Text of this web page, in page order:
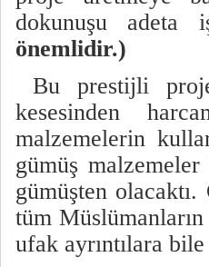
dokunuşu adeta
önemlidir.)
Bu prestijli
kesesinden
malzemelerin
gümüş
gümüşten
tüm
ufak ayrıntılara